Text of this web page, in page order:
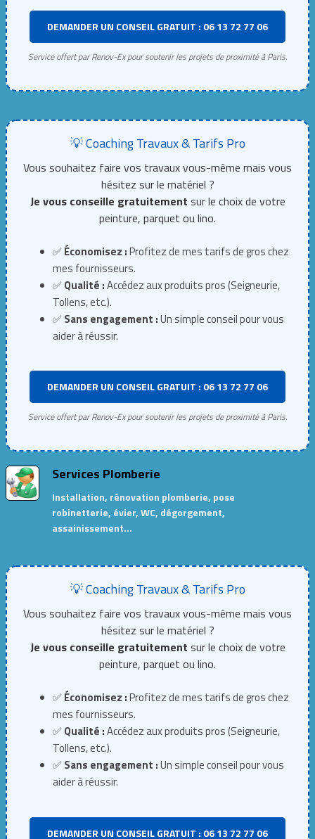
DEMANDER UN CONSEIL GRATUIT : 06 13 72 77 06
Service offert par Renov-Ex pour soutenir les projets de proximité à Paris.
💡 Coaching Travaux & Tarifs Pro
Vous souhaitez faire vos travaux vous-même mais vous
hésitez sur le matériel ?
Je vous conseille gratuitement sur le choix de votre
peinture, parquet ou lino.
✅Économisez :Profitez de mes tarifs de gros chez
mes fournisseurs.
✅Qualité :Accédez aux produits pros (Seigneurie,
Tollens, etc.).
✅Sans engagement :Un simple conseil pour vous
aider à réussir.
DEMANDER UN CONSEIL GRATUIT : 06 13 72 77 06
Service offert par Renov-Ex pour soutenir les projets de proximité à Paris.
Services Plomberie
Installation, rénovation plomberie, pose
robinetterie, évier, WC, dégorgement,
assainissement…
💡 Coaching Travaux & Tarifs Pro
Vous souhaitez faire vos travaux vous-même mais vous
hésitez sur le matériel ?
Je vous conseille gratuitement sur le choix de votre
peinture, parquet ou lino.
✅Économisez :Profitez de mes tarifs de gros chez
mes fournisseurs.
✅Qualité :Accédez aux produits pros (Seigneurie,
Tollens, etc.).
✅Sans engagement :Un simple conseil pour vous
aider à réussir.
DEMANDER UN CONSEIL GRATUIT : 06 13 72 77 06